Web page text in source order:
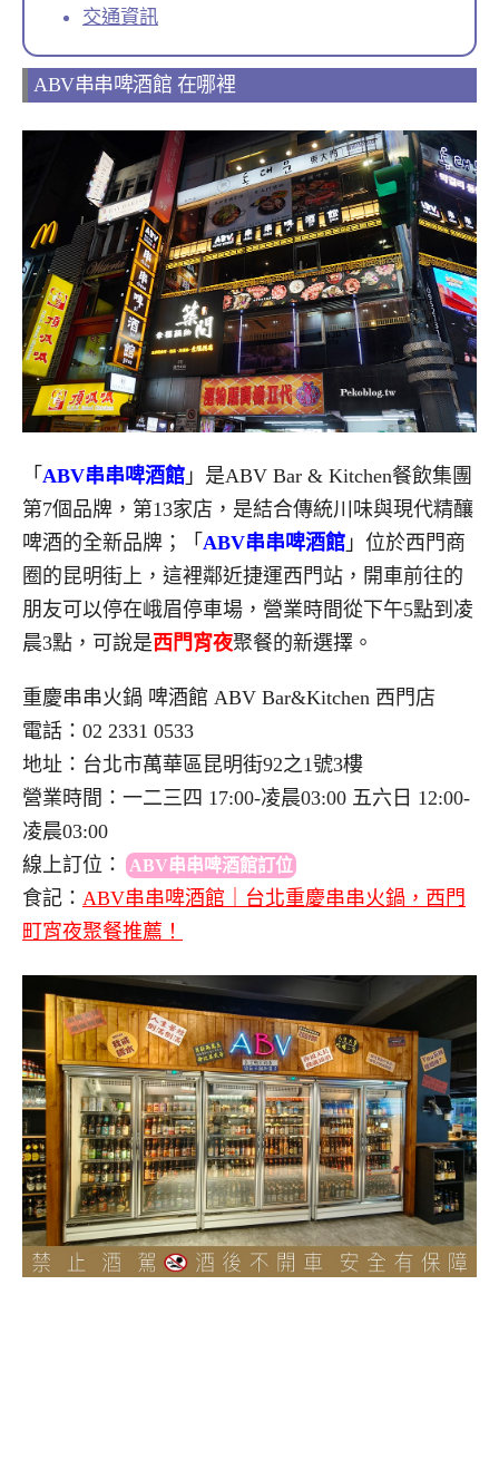
交通資訊
ABV串串啤酒館 在哪裡
「 ABV串串啤酒館 」是ABV Bar & Kitchen餐飲集團
第7個品牌，第13家店，是結合傳統川味與現代精釀
啤酒的全新品牌；「 ABV串串啤酒館 」位於西門商
圈的昆明街上，這裡鄰近捷運西門站，開車前往的
朋友可以停在峨眉停車場，營業時間從下午5點到凌
晨3點，可說是西門宵夜聚餐的新選擇。
重慶串串火鍋 啤酒館 ABV Bar&Kitchen 西門店
電話：02 2331 0533
地址：台北市萬華區昆明街92之1號3樓
營業時間：一二三四 17:00-凌晨03:00 五六日 12:00-
凌晨03:00
線上訂位 ： ABV串串啤酒館訂位
食記： ABV串串啤酒館｜台北重慶串串火鍋，西門
町宵夜聚餐推薦！